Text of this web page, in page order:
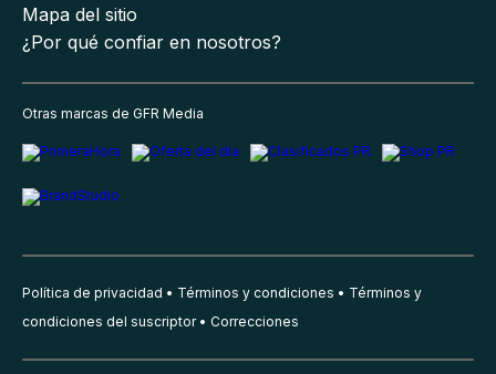
Mapa del sitio
¿Por qué confiar en nosotros?
Otras marcas de GFR Media
Política de privacidad Términos y condiciones
Términos y
condiciones del suscriptor
Correcciones